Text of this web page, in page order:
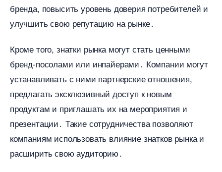
ренда, повысить уровень доверия потребителей и
улучшить свою репутацию на рынке․
Кроме того, знатки рынка могут стать ценными
ренд-посолами или инпайерами․ Компании могут
устанавливать с ними партнерские отношения,
предлагать эксклюзивный доступ к новым
продуктам и приглашать их на мероприятия и
презентации․ Такие сотрудничества позволяют
компаниям использовать влияние знатков рынка и
расширить свою аудиторию․